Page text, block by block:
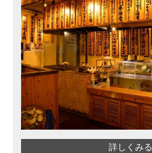
詳しくみる